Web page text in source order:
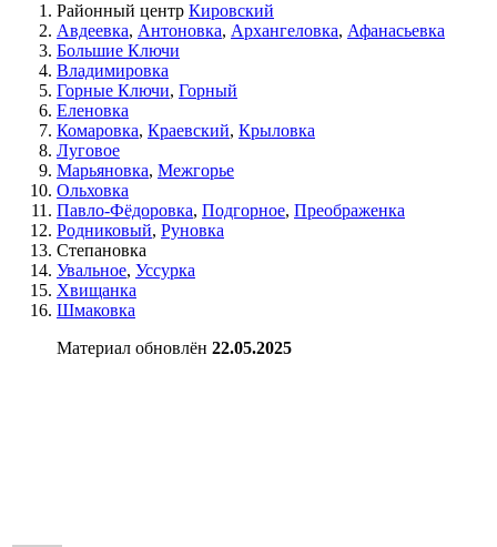
Районный центр Кировский
Авдеевка, Антоновка, Архангеловка, Афанасьевка
Большие Ключи
Владимировка
Горные Ключи, Горный
Еленовка
Комаровка, Краевский, Крыловка
Луговое
Марьяновка, Межгорье
Ольховка
Павло-Фёдоровка, Подгорное, Преображенка
Родниковый, Руновка
Степановка
Увальное, Уссурка
Хвищанка
Шмаковка
Материал обновлён 22.05.2025